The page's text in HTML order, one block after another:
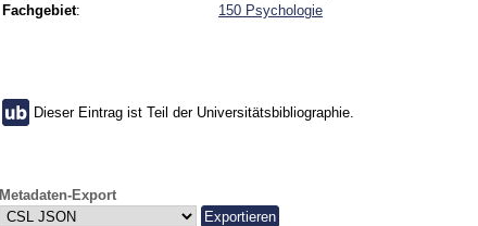
Fachgebiet: 150 Psychologie
Dieser Eintrag ist Teil der Universitätsbibliographie.
Metadaten-Export